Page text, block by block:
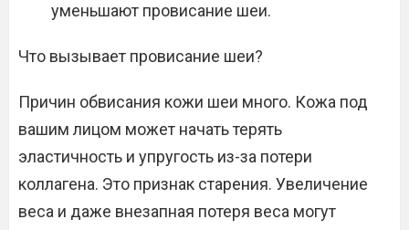
уменьшают провисание шеи.
Что вызывает провисание шеи?
Причин обвисания кожи шеи много. Кожа под
вашим лицом может начать терять
эластичность и упругость из-за потери
коллагена. Это признак старения. Увеличение
веса и даже внезапная потеря веса могут